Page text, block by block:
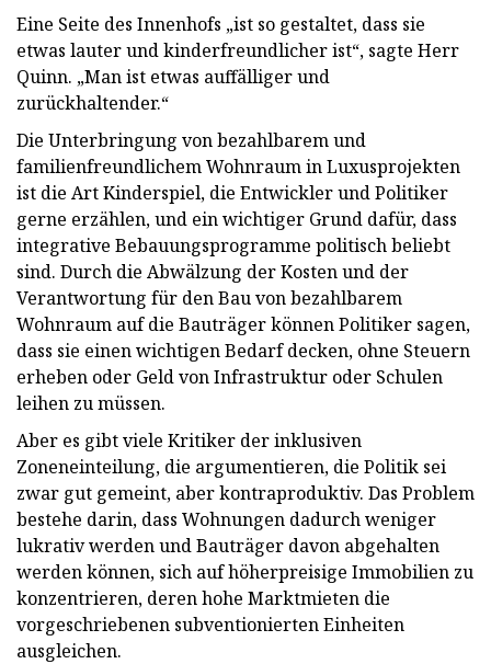
Eine Seite des Innenhofs „ist so gestaltet, dass sie
etwas lauter und kinderfreundlicher ist“, sagte Herr
Quinn. „Man ist etwas auffälliger und
zurückhaltender.“
Die Unterbringung von bezahlbarem und
familienfreundlichem Wohnraum in Luxusprojekten
ist die Art Kinderspiel, die Entwickler und Politiker
gerne erzählen, und ein wichtiger Grund dafür, dass
integrative Bebauungsprogramme politisch beliebt
sind. Durch die Abwälzung der Kosten und der
Verantwortung für den Bau von bezahlbarem
Wohnraum auf die Bauträger können Politiker sagen,
dass sie einen wichtigen Bedarf decken, ohne Steuern
erheben oder Geld von Infrastruktur oder Schulen
leihen zu müssen.
Aber es gibt viele Kritiker der inklusiven
Zoneneinteilung, die argumentieren, die Politik sei
zwar gut gemeint, aber kontraproduktiv. Das Problem
bestehe darin, dass Wohnungen dadurch weniger
lukrativ werden und Bauträger davon abgehalten
werden können, sich auf höherpreisige Immobilien zu
konzentrieren, deren hohe Marktmieten die
vorgeschriebenen subventionierten Einheiten
ausgleichen.